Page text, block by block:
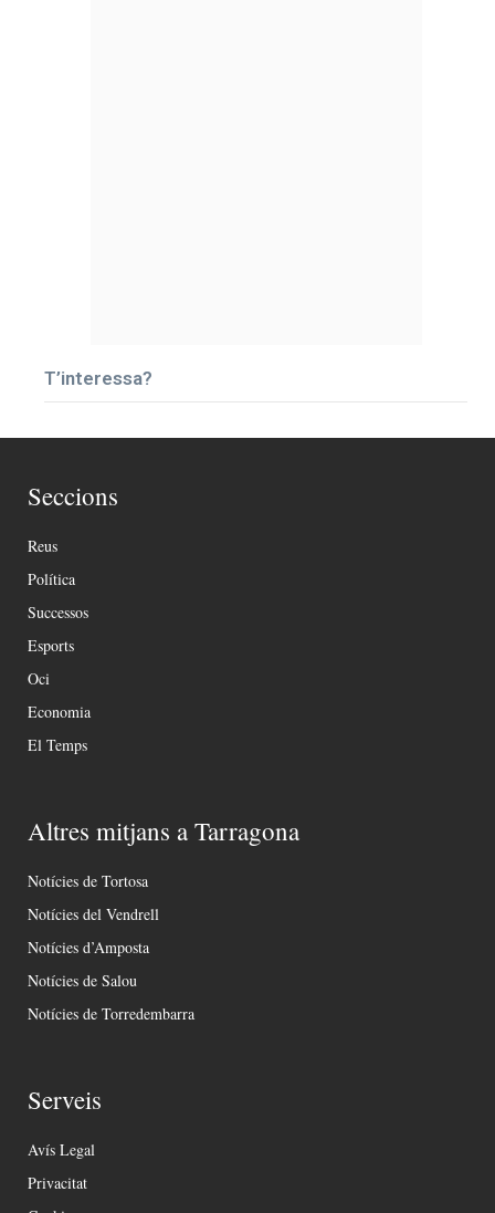
T’interessa?
Seccions
Reus
Política
Successos
Esports
Oci
Economia
El Temps
Altres mitjans a Tarragona
Notícies de Tortosa
Notícies del Vendrell
Notícies d’Amposta
Notícies de Salou
Notícies de Torredembarra
Serveis
Avís Legal
Privacitat